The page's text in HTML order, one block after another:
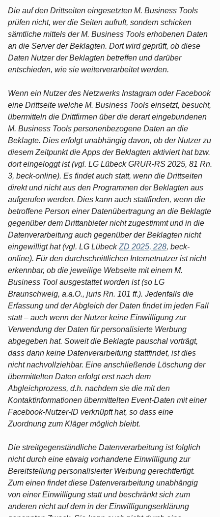
Die auf den Drittseiten eingesetzten M. Business Tools
prüfen nicht, wer die Seiten aufruft, sondern schicken
sämtliche mittels der M. Business Tools erhobenen Daten
an die Server der Beklagten. Dort wird geprüft, ob diese
Daten Nutzer der Beklagten betreffen und darüber
entschieden, wie sie weiterverarbeitet werden.
Wenn ein Nutzer des Netzwerks Instagram oder Facebook
eine Drittseite welche M. Business Tools einsetzt, besucht,
übermitteln die Drittfirmen über die derart eingebundenen
M. Business Tools personenbezogene Daten an die
Beklagte. Dies erfolgt unabhängig davon, ob der Nutzer zu
diesem Zeitpunkt die Apps der Beklagten aktiviert hat bzw.
dort eingeloggt ist (vgl. LG Lübeck GRUR-RS 2025, 81 Rn.
3, beck-online). Es findet auch statt, wenn die Drittseiten
direkt und nicht aus den Programmen der Beklagten aus
aufgerufen werden. Dies kann auch stattfinden, wenn die
betroffene Person einer Datenübertragung an die Beklagte
gegenüber dem Drittanbieter nicht zugestimmt und in die
Datenverarbeitung auch gegenüber der Beklagten nicht
eingewilligt hat (vgl. LG LübeckZD 2025, 228, beck-
online). Für den durchschnittlichen Internetnutzer ist nicht
erkennbar, ob die jeweilige Webseite mit einem M.
Business Tool ausgestattet worden ist (so LG
Braunschweig, a.a.O., juris Rn. 101 ff.). Jedenfalls die
Erfassung und der Abgleich der Daten findet im jeden Fall
statt – auch wenn der Nutzer keine Einwilligung zur
Verwendung der Daten für personalisierte Werbung
abgegeben hat. Soweit die Beklagte pauschal vorträgt,
dass dann keine Datenverarbeitung stattfindet, ist dies
nicht nachvollziehbar. Eine anschließende Löschung der
übermittelten Daten erfolgt erst nach dem
Abgleichprozess, d.h. nachdem sie die mit den
Kontaktinformationen übermittelten Event-Daten mit einer
Facebook-Nutzer-ID verknüpft hat, so dass eine
Zuordnung zum Kläger möglich bleibt.
Die streitgegenständliche Datenverarbeitung ist folglich
nicht durch eine etwaig vorhandene Einwilligung zur
Bereitstellung personalisierter Werbung gerechtfertigt.
Zum einen findet diese Datenverarbeitung unabhängig
von einer Einwilligung statt und beschränkt sich zum
anderen nicht auf dem in der Einwilligungserklärung